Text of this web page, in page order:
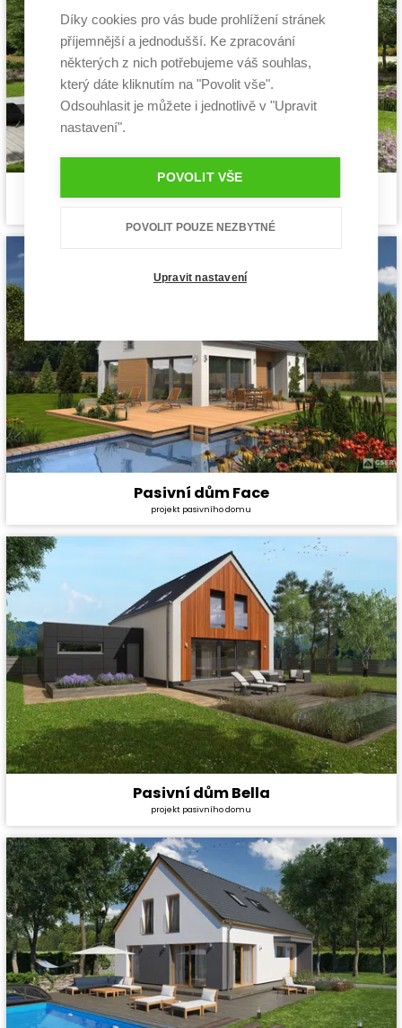
Cena stavby svépomocí:
3 899 400 Kč
Dispozice:
5+1
Cena stavby svépomocí:
Dispozice:
5+1
Užitná plocha:
Pasivní dům Face
projekt pasivního domu
Cena stavby svépomocí:
Dispozice:
5+1
Užitná plocha:
184,4 m²
Pasivní dům Bella
projekt pasivního domu
Díky cookies pro vás bude prohlížení stránek
příjemnější a jednodušší. Ke zpracování
některých z nich potřebujeme váš souhlas,
který dáte kliknutím na "Povolit vše".
Odsouhlasit je můžete i jednotlivě v "Upravit
nastavení".
POVOLIT VŠE
POVOLIT POUZE NEZBYTNÉ
Upravit nastavení